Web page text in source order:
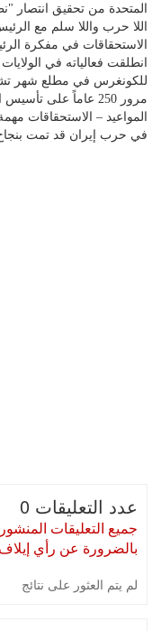
المتحدة من تحقيق انتصار
اللا حرب واللا سلم مع
الاستحقاقات في مفكرة
انطلقت فعالياته في
للكونغرس في مطلع شهر
المواعيد – الاستحقاقات
في حرب إيران قد تمت
عدد التعليقات 0
جميع التعليقات
بالضرورة عن رأي إيلاف
لم يتم العثور على نتائج